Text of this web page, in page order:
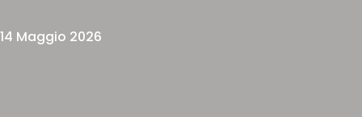
14 Maggio 2026